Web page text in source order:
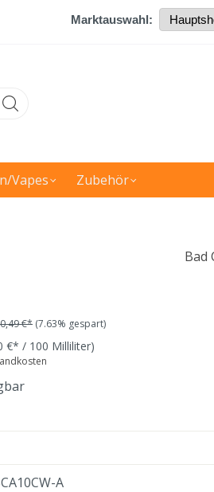
Marktauswahl:
Vapes Zubehör
Bad
€* (7.63% gespart)
€* / 100 Milliliter)
A